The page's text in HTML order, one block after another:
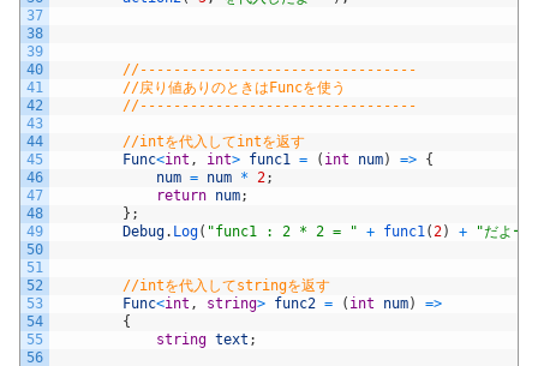
37
38
39
40
41
42
43
44
45
46
47
48
49
50
51
52
53
54
55
56
//---------------------------------
//戻り値ありのときはFuncを使う
//---------------------------------
//intを代入してintを返す
Func<int , int> func1 = ( int num) => {
num = num * 2;
return num;
} ;
Debug. Log( "func1 : 2 * 2 = " + func1(2) + "だよー"
//intを代入してstringを返す
Func<int , string> func2 = ( int num) =>
{
string text ;